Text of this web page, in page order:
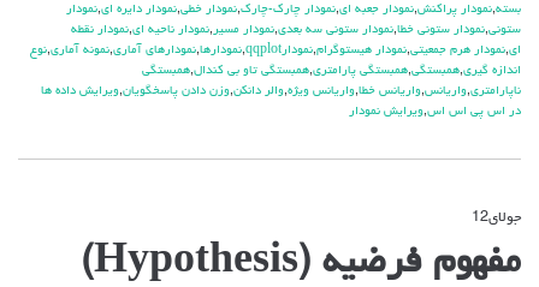
بسته,نمودار پراكنش,نمودار جعبه اي,نمودار چارك-چارك,نمودار خطي,نمودار دايره اي,نمودار
ستوني,نمودار ستوني خطا,نمودار ستوني سه بعدي,نمودار مسير ,نمودار ناحيه اي,نمودار نقطه
اي,نمودار هرم جمعيتي,نمودار هيستوگرام,نمودارqqplot ,نمودارها,نمودارهاي آماري,نمونه آماري,نوع
اندازه گيري,همبستگي,همبستگي پارامتري,همبستگي تاو بي کندال,همبستگي
ناپارامتري,واريانس,واريانس خطا,واريانس ويژه,والر دانكن,وزن دادن پاسخگويان,ويرايش داده ها
در اس پي اس اس,ويرايش نمودار
جولای12
مفهوم
فرضیه
مفهوم فرضیه (Hypothesis)